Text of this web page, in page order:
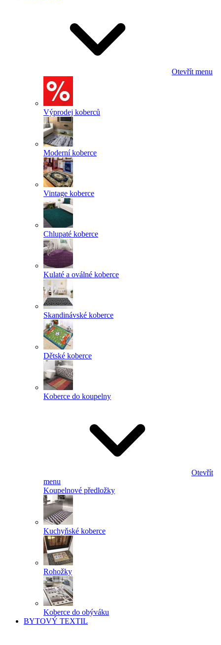
Otevřít menu
Výprodej koberců
Moderní koberce
Vintage koberce
Chlupaté koberce
Kulaté a oválné koberce
Skandinávské koberce
Dětské koberce
Koberce do koupelny
Otevřít
menu
Koupelnové předložky
Kuchyňské koberce
Rohožky
Koberce do obýváku
BYTOVÝ TEXTIL